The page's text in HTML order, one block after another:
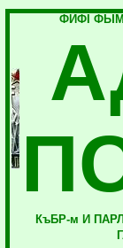
ФИФI
КъБР-м И